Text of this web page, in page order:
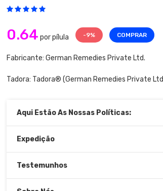
0.64 por pílula -9% COMPRAR
Fabricante: German Remedies Private Ltd.
Tadora: Tadora® (German Remedies Private
Aqui Estão As Nossas Políticas:
Expedição
Testemunhos